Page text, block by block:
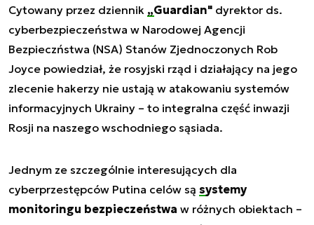
Cytowany przez dziennik „Guardian" dyrektor ds.
cyberbezpieczeństwa w Narodowej Agencji
Bezpieczństwa (NSA) Stanów Zjednoczonych Rob
Joyce powiedział, że rosyjski rząd i działający na jego
zlecenie hakerzy nie ustają w atakowaniu systemów
informacyjnych Ukrainy – to integralna część inwazji
Rosji na naszego wschodniego sąsiada.
Jednym ze szczególnie interesujących dla
cyberprzestępców Putina celów są systemy
monitoringu bezpieczeństwa w różnych obiektach –